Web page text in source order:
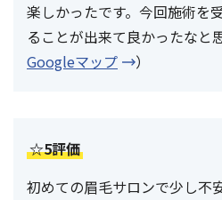
楽しかったです。今回施術を
ることが出来て良かったなと
Googleマップ
）
☆5評価
初めての眉毛サロンで少し不